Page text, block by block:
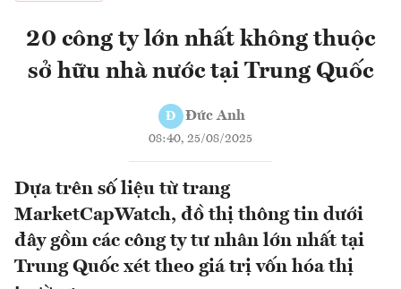
20 công ty lớn nhất không thuộc
sở hữu nhà nước tại Trung Quốc
Đ Đức Anh
08:40, 25/08/2025
Dựa trên số liệu từ trang
MarketCapWatch, đồ thị thông tin dưới
đây gồm các công ty tư nhân lớn nhất tại
Trung Quốc xét theo giá trị vốn hóa thị